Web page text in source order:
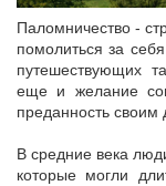
Паломничество -
помолиться за
путешествующих
еще и желание
преданность своим
В средние века
которые могли